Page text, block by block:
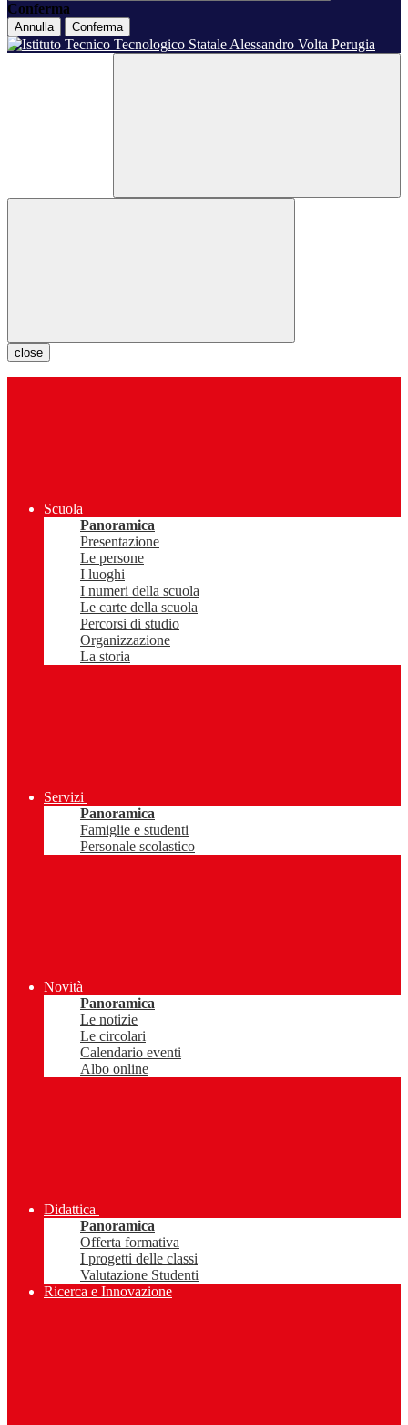
Conferma
Annulla Conferma
close
Scuola
Panoramica
Presentazione
Le persone
I luoghi
I numeri della scuola
Le carte della scuola
Percorsi di studio
Organizzazione
La storia
Servizi
Panoramica
Famiglie e studenti
Personale scolastico
Novità
Panoramica
Le notizie
Le circolari
Calendario eventi
Albo online
Didattica
Panoramica
Offerta formativa
I progetti delle classi
Valutazione Studenti
Ricerca e Innovazione